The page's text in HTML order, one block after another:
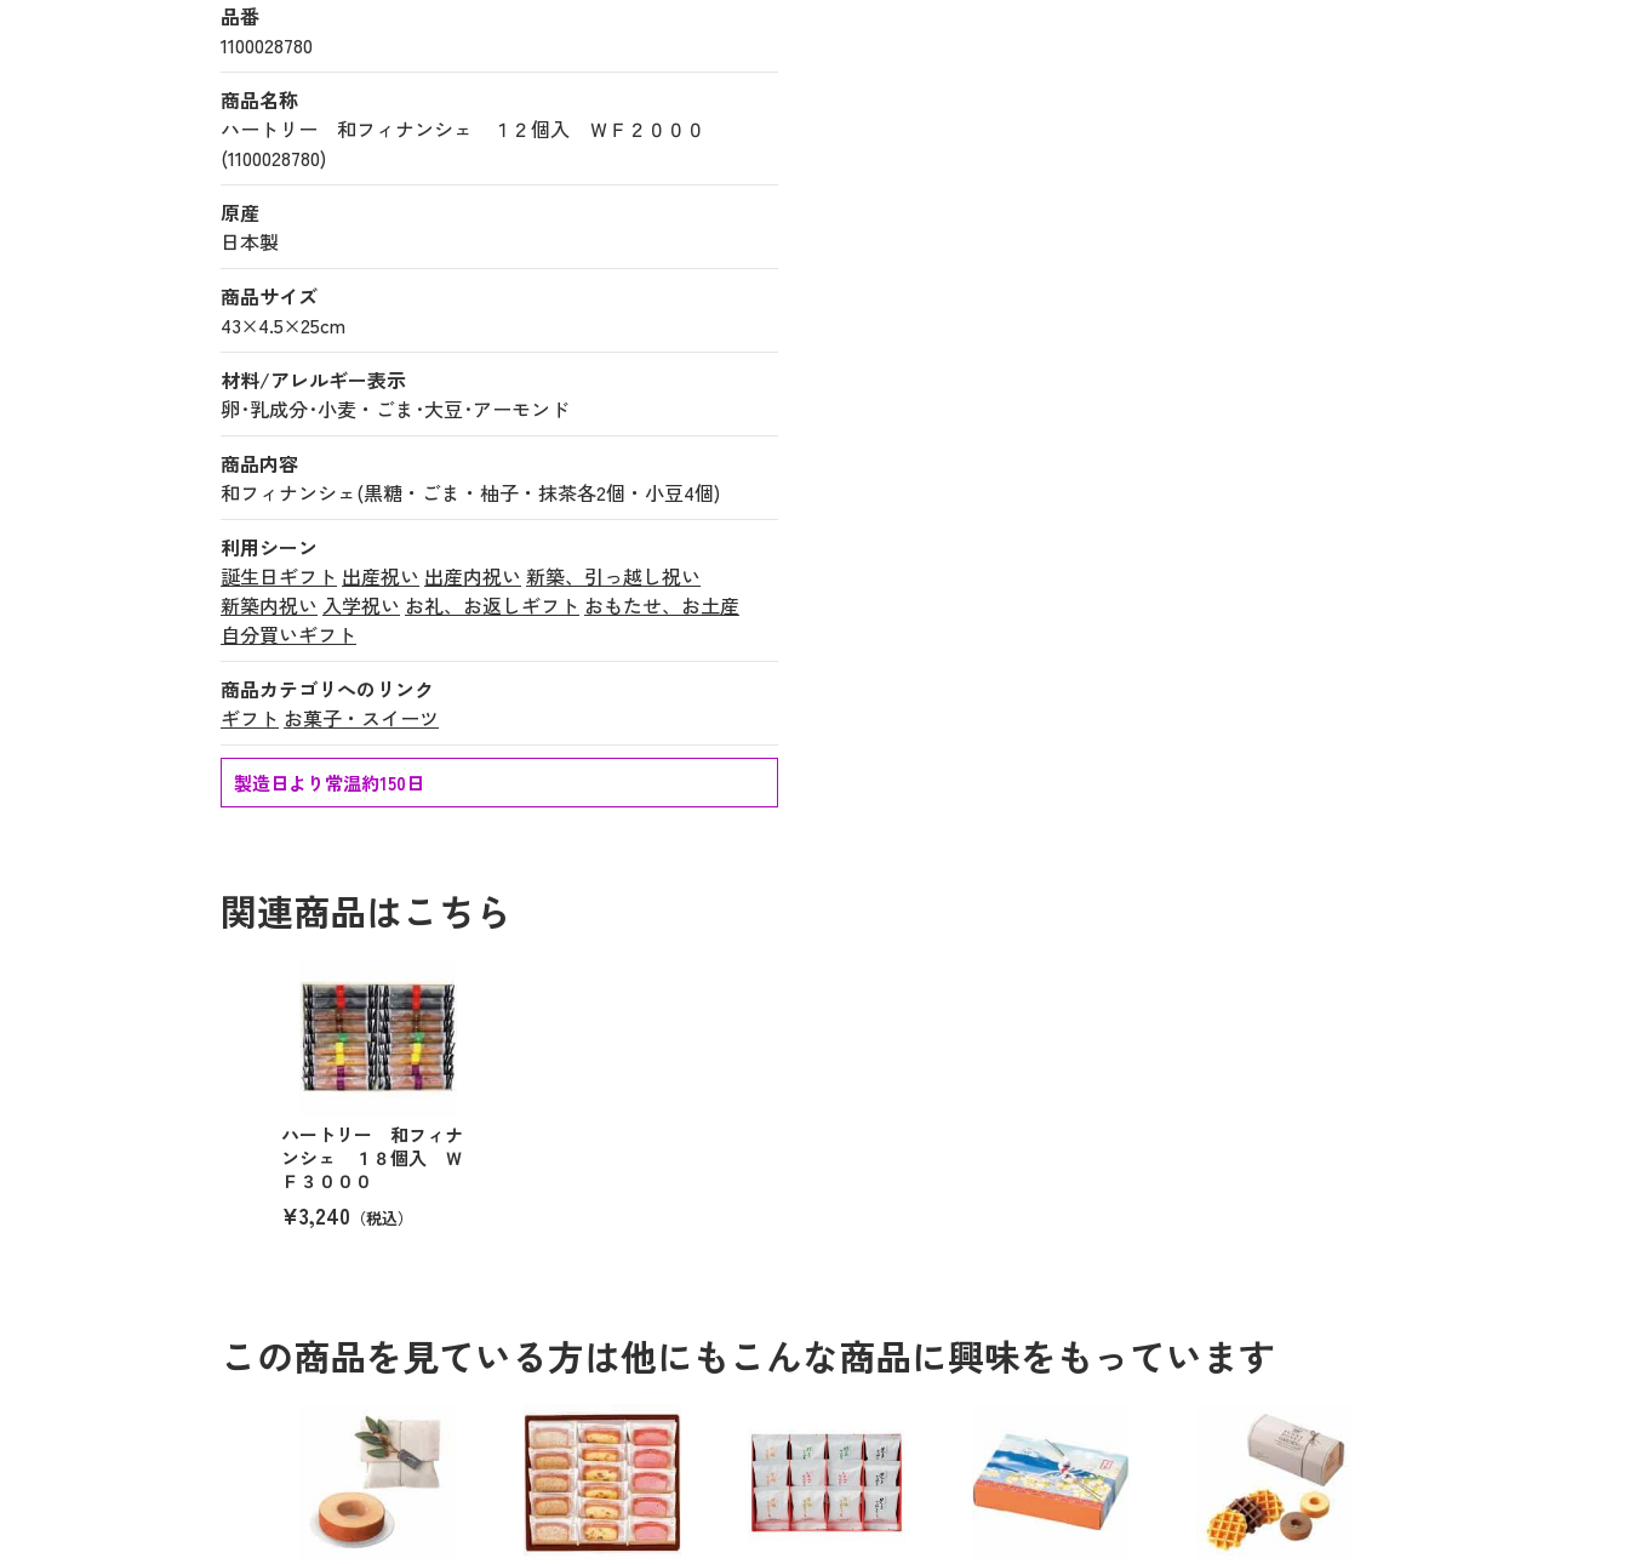
品番
1100028780
商品名称
ハートリー 和フィナンシェ １２個入 ＷＦ２０００
(1100028780)
原産
日本製
商品サイズ
43×4.5×25cm
材料/アレルギー表示
卵･乳成分･小麦・ごま･大豆･アーモンド
商品内容
和フィナンシェ(黒糖・ごま・柚子・抹茶各2個・小豆4個)
利用シーン
誕生日ギフト 出産祝い 出産内祝い 新築、引っ越し祝い
新築内祝い 入学祝い お礼、お返しギフト おもたせ、お土産
自分買いギフト
商品カテゴリへのリンク
ギフト お菓子・スイーツ
製造日より常温約150日
関連商品はこちら
ハートリー 和フィナ
ンシェ １８個入 Ｗ
Ｆ３０００
¥3,240 （税込）
この商品を見ている方は他にもこんな商品に興味をもっています